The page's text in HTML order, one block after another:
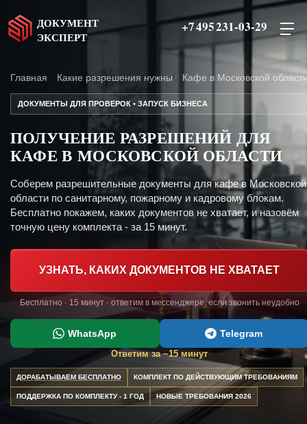
ДОКУМЕНТ
ЭКСПЕРТ
+7 495 231-03-29
Главная Какие разрешения нужны Кафе в Московской
ДОКУМЕНТЫ ДЛЯ ПРОВЕРОК • ЗАПУСК БИЗНЕСА
ПОЛУЧЕНИЕ РАЗРЕШЕНИЙ ДЛЯ
КАФЕ В МОСКОВСКОЙ ОБЛАСТИ
Соберем разрешительные документы для кафе в Московской
области по санитарному, пожарному и кадровому блокам.
Бесплатно покажем, каких документов не хватает, и назовём
точную цену комплекта - за 15 минут.
УЗНАТЬ, КАКИХ ДОКУМЕНТОВ НЕ ХВАТАЕТ
Бесплатно · 15 минут · ответим в мессенджере, если звонить неудобно
WhatsApp Telegram
Ответим за ~15 минут
ДОРАБАТЫВАЕМ БЕСПЛАТНО КОМПЛЕКТ ПО ДЕЙСТВУЮЩИМ ТРЕБОВАНИЯМ
ПОДДЕРЖКА ПО КОМПЛЕКТУ - 1 ГОД НОВЫЕ ТРЕБОВАНИЯ 2026